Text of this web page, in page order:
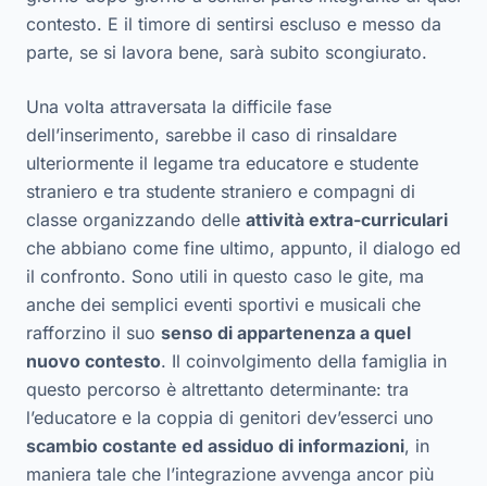
contesto. E il timore di sentirsi escluso e messo da
parte, se si lavora bene, sarà subito scongiurato.
Una volta attraversata la difficile fase
dell’inserimento, sarebbe il caso di rinsaldare
ulteriormente il legame tra educatore e studente
straniero e tra studente straniero e compagni di
classe organizzando delle attività extra-curriculari
che abbiano come fine ultimo, appunto, il dialogo ed
il confronto. Sono utili in questo caso le gite, ma
anche dei semplici eventi sportivi e musicali che
rafforzino il suo senso di appartenenza a quel
nuovo contesto. Il coinvolgimento della famiglia in
questo percorso è altrettanto determinante: tra
l’educatore e la coppia di genitori dev’esserci uno
scambio costante ed assiduo di informazioni, in
maniera tale che l’integrazione avvenga ancor più